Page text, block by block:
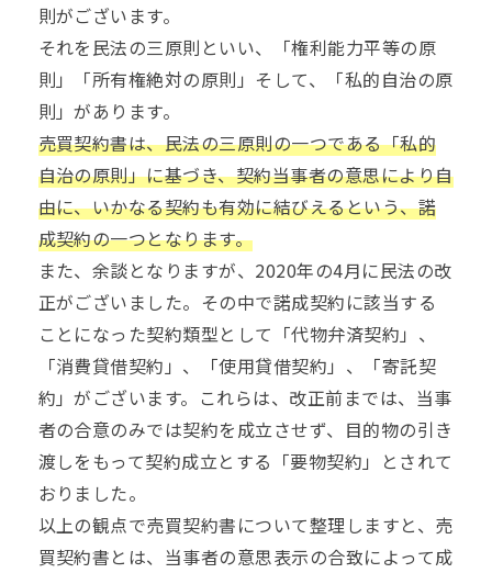
則がございます。
それを民法の三原則といい、「権利能力平等の原
則」「所有権絶対の原則」そして、「私的自治の原
則」があります。
売買契約書は、民法の三原則の一つである「私的
自治の原則」に基づき、契約当事者の意思により自
由に、いかなる契約も有効に結びえるという、諾
成契約の一つとなります。
また、余談となりますが、2020年の4月に民法の改
正がございました。その中で諾成契約に該当する
ことになった契約類型として「代物弁済契約」、
「消費貸借契約」、「使用貸借契約」、「寄託契
約」がございます。これらは、改正前までは、当事
者の合意のみでは契約を成立させず、目的物の引き
渡しをもって契約成立とする「要物契約」とされて
おりました。
以上の観点で売買契約書について整理しますと、売
買契約書とは、当事者の意思表示の合致によって成